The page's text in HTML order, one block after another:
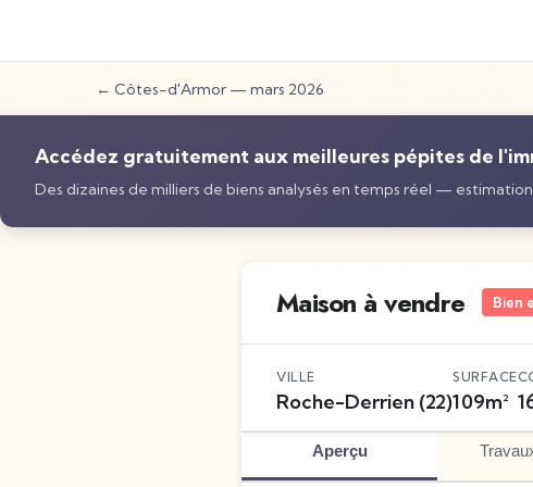
← Côtes-d'Armor — mars 2026
Accédez gratuitement aux meilleures pépites de
Des dizaines de milliers de biens analysés en temps réel —
Maison à vendre Bien
VILLE
Roche-Derrien (22)
SURFACE
109m²
Aperçu